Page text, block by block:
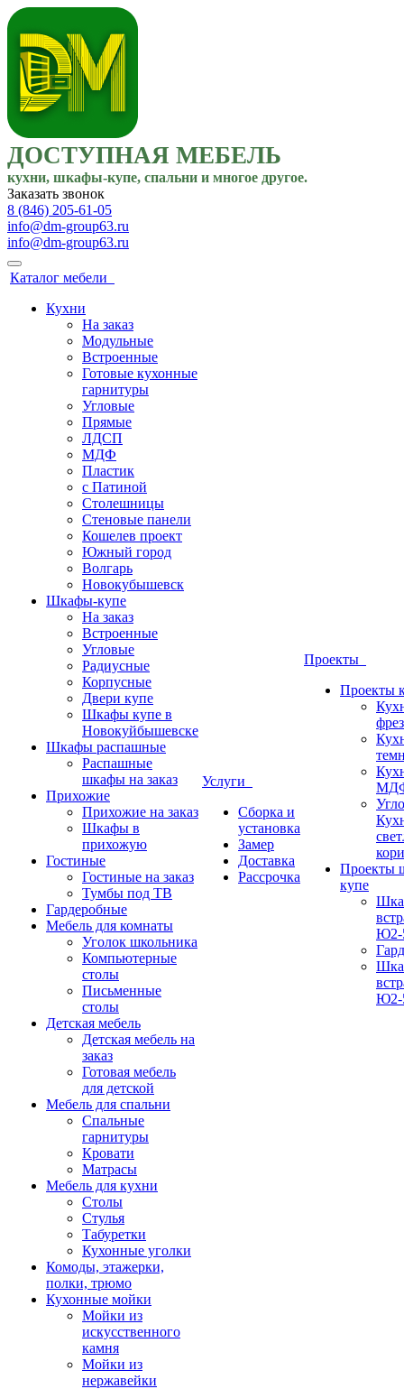
ДОСТУПНАЯ МЕБЕЛЬ
кухни, шкафы-купе, спальни и многое другое.
Заказать звонок
8 (846) 205-61-05
info@dm-group63.ru
info@dm-group63.ru
Каталог мебели
Кухни
На заказ
Модульные
Встроенные
Готовые кухонные
гарнитуры
Угловые
Прямые
ЛДСП
МДФ
Пластик
с Патиной
Столешницы
Стеновые панели
Кошелев проект
Южный город
Волгарь
Новокубышевск
Шкафы-купе
На заказ
Встроенные
Угловые
Радиусные
Корпусные
Двери купе
Шкафы купе в
Новокуйбышевске
Шкафы распашные
Распашные
шкафы на заказ
Прихожие
Прихожие на заказ
Шкафы в
прихожую
Гостиные
Гостиные на заказ
Тумбы под ТВ
Гардеробные
Мебель для комнаты
Уголок школьника
Компьютерные
столы
Письменные
столы
Детская мебель
Детская мебель на
заказ
Готовая мебель
для детской
Мебель для спальни
Спальные
гарнитуры
Кровати
Матрасы
Мебель для кухни
Столы
Стулья
Табуретки
Кухонные уголки
Комоды, этажерки,
полки, трюмо
Кухонные мойки
Мойки из
искусственного
камня
Мойки из
нержавейки
Услуги
Сборка и
установка
Замер
Доставка
Рассрочка
Проекты
Проекты
МДФ
Проекты
купе
Ю2-
Ю2-